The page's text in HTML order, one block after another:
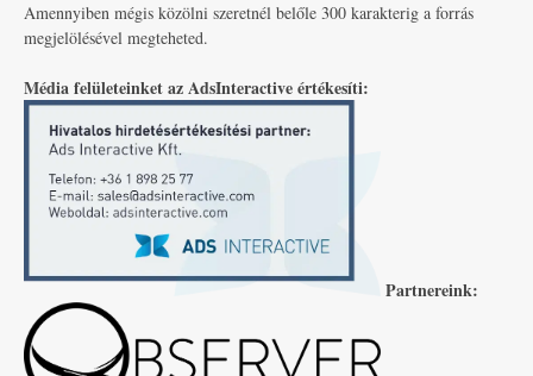
Amennyiben mégis közölni szeretnél belőle 300 karakterig a forrás
megjelölésével megteheted.
Média felületeinket az AdsInteractive értékesíti:
Partnereink: